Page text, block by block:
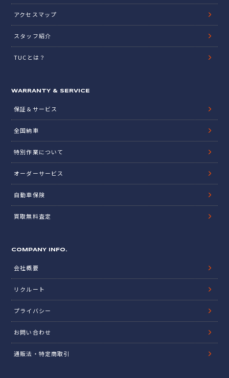
アクセスマップ
スタッフ紹介
TUCとは？
WARRANTY & SERVICE
保証＆サービス
全国納車
特別作業について
オーダーサービス
自動車保険
買取無料査定
COMPANY INFO.
会社概要
リクルート
プライバシー
お問い合わせ
通販法・特定商取引